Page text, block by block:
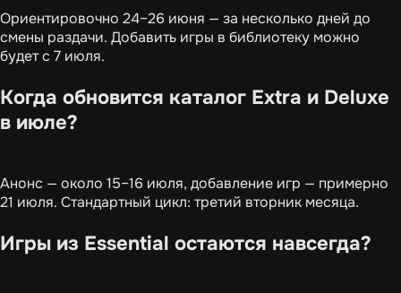
Ориентировочно 24–26 июня — за несколько дней до
смены раздачи. Добавить игры в библиотеку можно
будет с 7 июля.
Когда обновится каталог Extra и Deluxe
в июле?
Анонс — около 15–16 июля, добавление игр — примерно
21 июля. Стандартный цикл: третий вторник месяца.
Игры из Essential остаются навсегда?